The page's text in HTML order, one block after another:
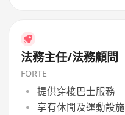
法務主任/法務顧問
FORTE
提供穿梭巴士服務
享有休閒及運動設施